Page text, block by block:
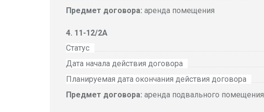
Предмет договора: аренда помещения
11-12/2А
Статус
Дата начала действия договора
Планируемая дата окончания действия договора
Предмет договора: аренда подвального помещения